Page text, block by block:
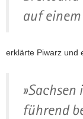
auf
erklärte Piwarz und
führend